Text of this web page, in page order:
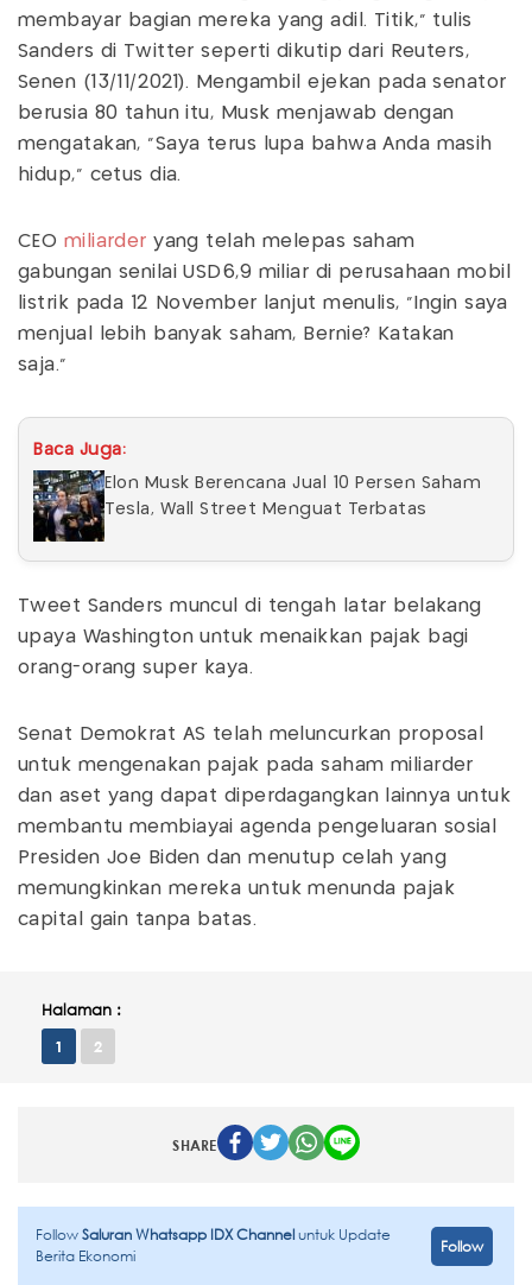
membayar bagian mereka yang adil. Titik," tulis
Sanders di Twitter seperti dikutip dari Reuters,
Senen (13/11/2021). Mengambil ejekan pada senator
berusia 80 tahun itu, Musk menjawab dengan
mengatakan, "Saya terus lupa bahwa Anda masih
hidup," cetus dia.
CEO miliarderyang telah melepas saham
gabungan senilai USD6,9 miliar di perusahaan mobil
listrik pada 12 November lanjut menulis, "Ingin saya
menjual lebih banyak saham, Bernie? Katakan
saja."
Baca Juga:
Elon Musk Berencana Jual 10 Persen Saham
Tesla, Wall Street Menguat Terbatas
Tweet Sanders muncul di tengah latar belakang
upaya Washington untuk menaikkan pajak bagi
orang-orang super kaya.
Senat Demokrat AS telah meluncurkan proposal
untuk mengenakan pajak pada saham miliarder
dan aset yang dapat diperdagangkan lainnya untuk
membantu membiayai agenda pengeluaran sosial
Presiden Joe Biden dan menutup celah yang
memungkinkan mereka untuk menunda pajak
capital gain tanpa batas.
Halaman :
1 2
SHARE
FollowSaluran Whatsapp IDX Channeluntuk Update
Berita Ekonomi
Follow